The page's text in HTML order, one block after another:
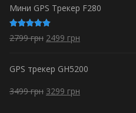
Мини GPS Трекер F280
Оценка
5.00из 5
2799грн 2499 грн
GPS трекер GH5200
3499грн 3299 грн